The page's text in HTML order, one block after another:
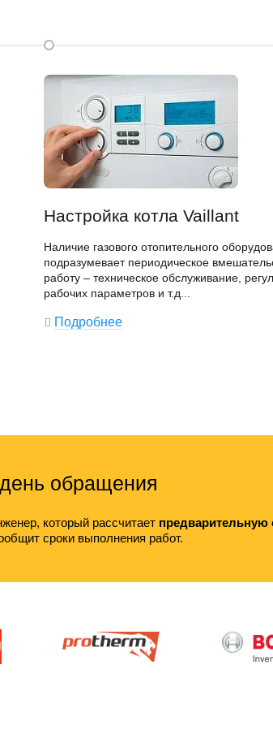
Настройка котла Vaillant
Наличие газового отопительного
подразумевает периодическое
работу – техническое обслуживание,
рабочих параметров и т.д...
Подробнее
обращения
который рассчитает предварительную
сроки выполнения работ.